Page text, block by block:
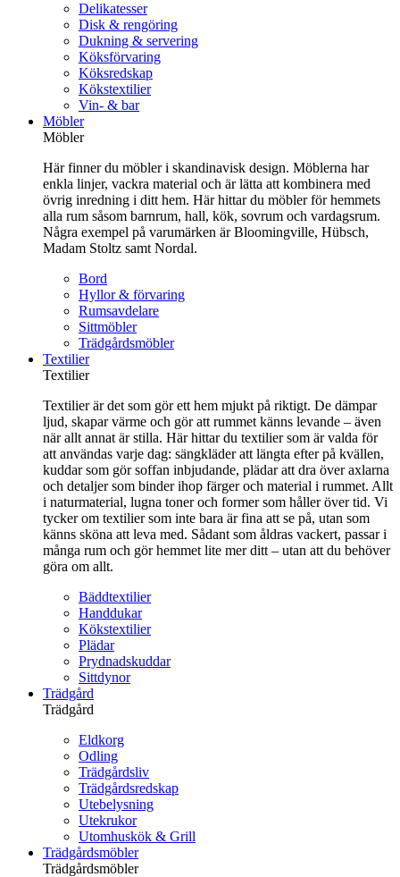
Delikatesser
Disk & rengöring
Dukning & servering
Köksförvaring
Köksredskap
Kökstextilier
Vin- & bar
Möbler
Möbler
Här finner du möbler i skandinavisk design. Möblerna har
enkla linjer, vackra material och är lätta att kombinera med
övrig inredning i ditt hem. Här hittar du möbler för hemmets
alla rum såsom barnrum, hall, kök, sovrum och vardagsrum.
Några exempel på varumärken är Bloomingville, Hübsch,
Madam Stoltz samt Nordal.
Bord
Hyllor & förvaring
Rumsavdelare
Sittmöbler
Trädgårdsmöbler
Textilier
Textilier
Textilier är det som gör ett hem mjukt på riktigt. De dämpar
ljud, skapar värme och gör att rummet känns levande – även
när allt annat är stilla. Här hittar du textilier som är valda för
att användas varje dag: sängkläder att längta efter på kvällen,
kuddar som gör soffan inbjudande, plädar att dra över axlarna
och detaljer som binder ihop färger och material i rummet. Allt
i naturmaterial, lugna toner och former som håller över tid. Vi
tycker om textilier som inte bara är fina att se på, utan som
känns sköna att leva med. Sådant som åldras vackert, passar i
många rum och gör hemmet lite mer ditt – utan att du behöver
göra om allt.
Bäddtextilier
Handdukar
Kökstextilier
Plädar
Prydnadskuddar
Sittdynor
Trädgård
Trädgård
Eldkorg
Odling
Trädgårdsliv
Trädgårdsredskap
Utebelysning
Utekrukor
Utomhuskök & Grill
Trädgårdsmöbler
Trädgårdsmöbler